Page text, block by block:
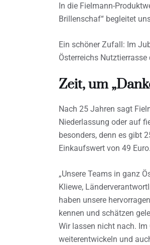
In die Fielmann-
Brillenschaf“ begleitet
Ein schöner Zufall: Im
Österreichs
Zeit, um
Nach 25 Jahren sagt
Niederlassung oder auf
besonders, denn es gibt
Einkaufswert von 49 Euro.
„Unsere Teams in ganz
Kliewe,
haben unsere
kennen und schätzen
Wir lassen nicht nach.
weiterentwickeln und